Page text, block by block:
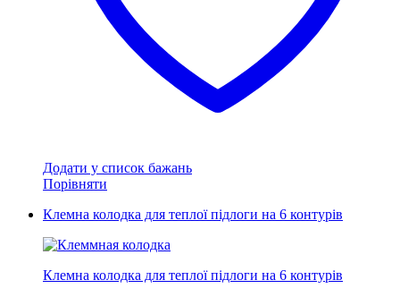
Додати у список бажань
Порівняти
Клемна колодка для теплої підлоги на 6 контурів
Клемна колодка для теплої підлоги на 6 контурів